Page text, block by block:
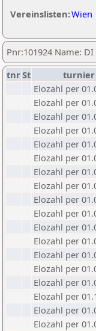
Vereinslisten:Wien
Pnr:101924 Name:
tnrSt turnier
Elozahl per
Elozahl per
Elozahl per
Elozahl per
Elozahl per
Elozahl per
Elozahl per
Elozahl per
Elozahl per
Elozahl per
Elozahl per
Elozahl per
Elozahl per
Elozahl per
Elozahl per
Elozahl per
Elozahl per
Elozahl per